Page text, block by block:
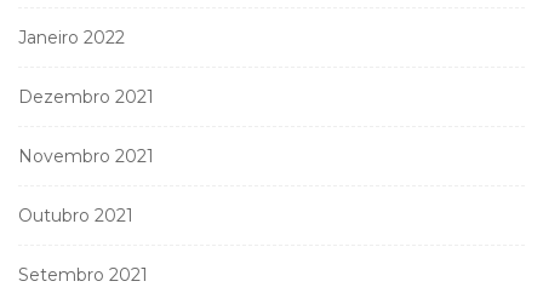
Janeiro 2022
Dezembro 2021
Novembro 2021
Outubro 2021
Setembro 2021